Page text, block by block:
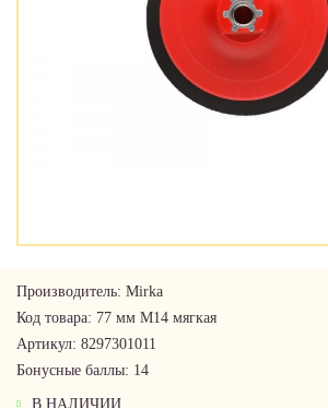
Производитель: Mirka
Код товара: 77 мм М14 мягкая
Артикул: 8297301011
Бонусные баллы: 14
В НАЛИЧИИ